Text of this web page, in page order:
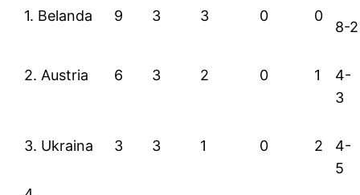
1. Belanda 9 3 3 0 0
8-2
2. Austria 6 3 2 0 1
4-
3
3. Ukraina 3 3 1 0 2
4-
5